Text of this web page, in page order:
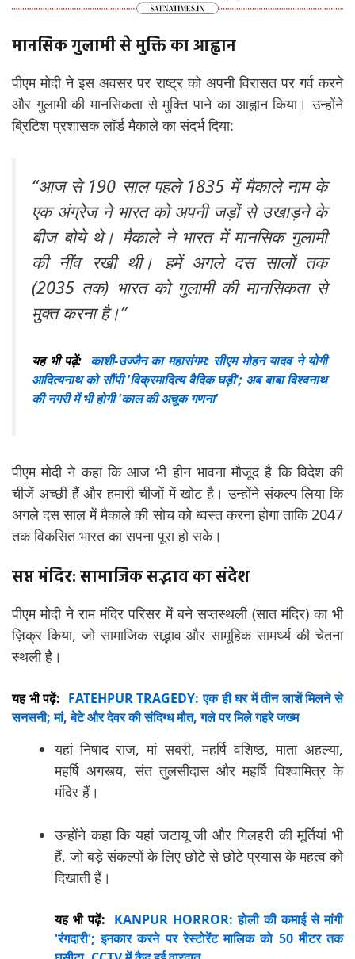
मानसिक गुलामी से मुक्ति का आह्वान
पीएम मोदी ने इस अवसर पर राष्ट्र को अपनी विरासत पर गर्व करने
और गुलामी की मानसिकता से मुक्ति पाने का आह्वान किया। उन्होंने
ब्रिटिश प्रशासक लॉर्ड मैकाले का संदर्भ दिया:
“आज से 190 साल पहले 1835 में मैकाले नाम के
एक अंग्रेज ने भारत को अपनी जड़ों से उखाड़ने के
बीज बोये थे। मैकाले ने भारत में मानसिक गुलामी
की नींव रखी थी। हमें अगले दस सालों तक
(2035 तक) भारत को गुलामी की मानसिकता से
मुक्त करना है।”
यह भी पढ़ें: काशी-उज्जैन का महासंगम: सीएम मोहन यादव ने योगी
आदित्यनाथ को सौंपी 'विक्रमादित्य वैदिक घड़ी'; अब बाबा विश्वनाथ
की नगरी में भी होगी 'काल की अचूक गणना'
पीएम मोदी ने कहा कि आज भी हीन भावना मौजूद है कि विदेश की
चीजें अच्छी हैं और हमारी चीजों में खोट है। उन्होंने संकल्प लिया कि
अगले दस साल में मैकाले की सोच को ध्वस्त करना होगा ताकि 2047
तक विकसित भारत का सपना पूरा हो सके।
सप्त मंदिर: सामाजिक सद्भाव का संदेश
पीएम मोदी ने राम मंदिर परिसर में बने सप्तस्थली (सात मंदिर) का भी
ज़िक्र किया, जो सामाजिक सद्भाव और सामूहिक सामर्थ्य की चेतना
स्थली है।
यह भी पढ़ें: FATEHPUR TRAGEDY: एक ही घर में तीन लाशें मिलने से
सनसनी; मां, बेटे और देवर की संदिग्ध मौत, गले पर मिले गहरे जख्म
यहां निषाद राज, मां सबरी, महर्षि वशिष्ठ, माता अहल्या,
महर्षि अगस्त्य, संत तुलसीदास और महर्षि विश्वामित्र के
मंदिर हैं।
उन्होंने कहा कि यहां जटायू जी और गिलहरी की मूर्तियां भी
हैं, जो बड़े संकल्पों के लिए छोटे से छोटे प्रयास के महत्व को
दिखाती हैं।
यह भी पढ़ें: KANPUR HORROR: होली की कमाई से मांगी
'रंगदारी'; इनकार करने पर रेस्टोरेंट मालिक को 50 मीटर तक